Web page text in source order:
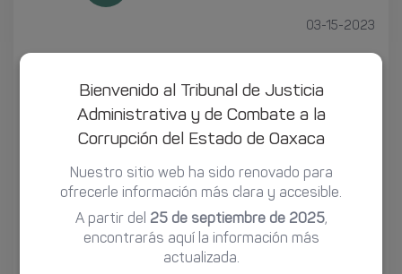
Bienvenido al Tribunal de Justicia
Administrativa y de Combate a la
Corrupción del Estado de Oaxaca
Nuestro sitio web ha sido renovado para
ofrecerle información más clara y accesible.
A partir del 25 de septiembre de 2025,
encontrarás aquí la información más
actualizada.
03-15-2023
DEL TRIBUNAL DE JUSTICIA ADMINISTRATIVA DEL
ESTADO DE OAXACA, MEDIANTE EL CUAL SE
MODIFICA EL CALENDARIO OFICIAL DEL TRIBUNAL DE
JUSTICIA ADMINISTRATIVA DEL ESTADO DE
OAXACA, CORRESPONDIENTE AL AÑO DOS MIL
VEINTITRÉS.